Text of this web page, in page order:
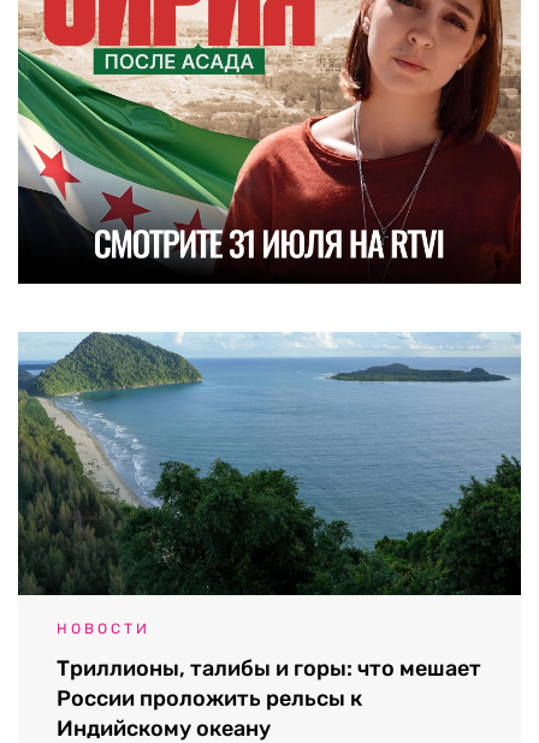
НОВОСТИ
Триллионы, талибы и горы: что мешает
России проложить рельсы к
Индийскому океану